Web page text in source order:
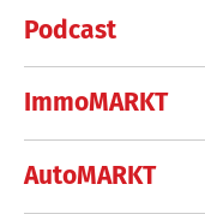
Podcast
ImmoMARKT
AutoMARKT